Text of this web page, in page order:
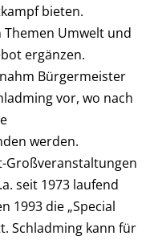
bieten.
Themen Umwelt und
ergänzen.
Bürgermeister
vor, wo nach
werden.
Großveranstaltungen
seit 1973 laufend
1993 die „Special
Schladming kann für